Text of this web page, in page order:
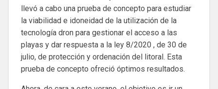
llevó a cabo una prueba de concepto para estudiar
la viabilidad e idoneidad de la utilización de la
tecnología dron para gestionar el acceso a las
playas y dar respuesta a la ley 8/2020 , de 30 de
julio, de protección y ordenación del litoral. Esta
prueba de concepto ofreció óptimos resultados.